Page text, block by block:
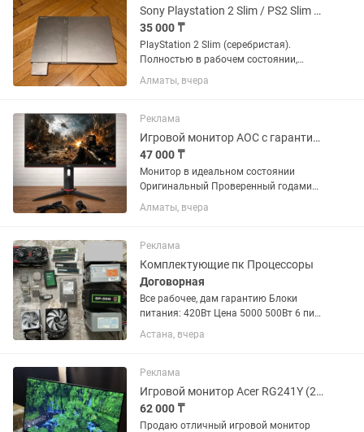
Sony Playstation 2 Slim / PS2 Slim серебристый
35 000 ₸
PlayStation 2 Slim (серебристая).
Полностью в рабочем состоянии,
диски читаются, всё проверено. В
комплекте: •Консоль PS2 Slim •Два
питания •Оригинальный...
Алматы, вчера
Реклама
Игровой монитор AOC с гарантией и доставкой
47 000 ₸
Монитор в идеальном состоянии
Оригинальный Проверенный годами
бренд Безрамочный Редкая матрица
Алматы, вчера
Реклама
Комплектующие пк Процессоры
Договорная
Все рабочее, дам гарантию Блоки
питания: 420Вт Цена 5000 500Вт 6 пин.
Цена 7000 550Вт Gamemax GP-550 6+2
6+2 пин Цена 15000 Корпус
Накопители: SSD 30Gb Цена...
Астана, вчера
Реклама
Игровой монитор Acer RG241Y (23.8, IPS, 165 Гц) Отличное состояние
62 000 ₸
Продаю отличный игровой монитор